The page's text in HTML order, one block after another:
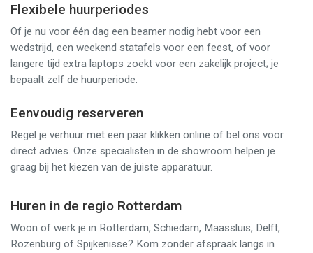
Flexibele huurperiodes
Of je nu voor één dag een beamer nodig hebt voor een
wedstrijd, een weekend statafels voor een feest, of voor
langere tijd extra laptops zoekt voor een zakelijk project; je
bepaalt zelf de huurperiode.
Eenvoudig reserveren
Regel je verhuur met een paar klikken online of bel ons voor
direct advies. Onze specialisten in de showroom helpen je
graag bij het kiezen van de juiste apparatuur.
Huren in de regio Rotterdam
Woon of werk je in Rotterdam, Schiedam, Maassluis, Delft,
Rozenburg of Spijkenisse? Kom zonder afspraak langs in